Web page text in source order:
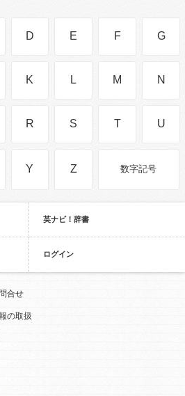
D E F G
K L M N
R S T U
Y Z 数字記号
英ナビ！辞書
ログイン
合せ
の取扱